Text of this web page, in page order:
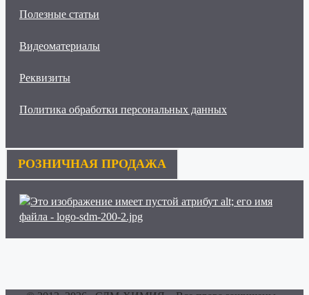
Полезные статьи
Видеоматериалы
Реквизиты
Политика обработки персональных данных
РОЗНИЧНАЯ ПРОДАЖА